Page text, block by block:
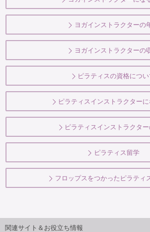
ヨガインストラクターの
ヨガインストラクターの
ピラティスの資格につい
ピラティスインストラクター
ピラティスインストラクター
ピラティス留学
フロップスをつかったピラティ
関連サイト＆お役立ち情報